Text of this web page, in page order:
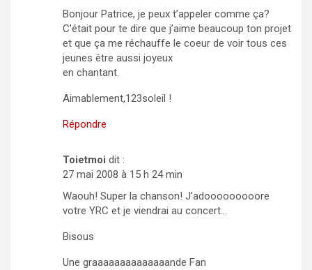
Bonjour Patrice, je peux t’appeler comme ça?
C’était pour te dire que j’aime beaucoup ton projet
et que ça me réchauffe le coeur de voir tous ces
jeunes être aussi joyeux
en chantant.
Aimablement,123soleil !
Répondre
Toietmoi dit :
27 mai 2008 à 15 h 24 min
Waouh! Super la chanson! J’adooooooooore
votre YRC et je viendrai au concert…
Bisous
Une graaaaaaaaaaaaaande Fan